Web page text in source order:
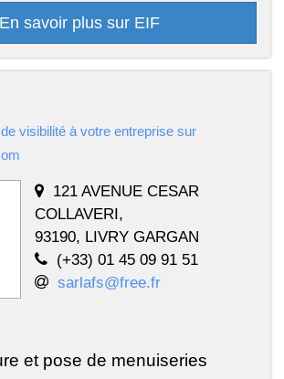
En savoir plus sur EIF
visibilité à votre entreprise sur
121 AVENUE CESAR
COLLAVERI,
93190, LIVRY GARGAN
(+33) 01 45 09 91 51
sarlafs@free.fr
et pose de menuiseries